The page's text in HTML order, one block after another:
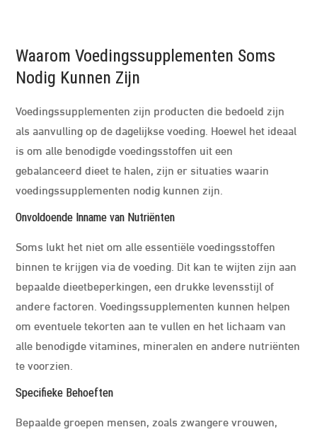
Waarom Voedingssupplementen Soms
Nodig Kunnen Zijn
Voedingssupplementen zijn producten die bedoeld zijn
als aanvulling op de dagelijkse voeding. Hoewel het ideaal
is om alle benodigde voedingsstoffen uit een
gebalanceerd dieet te halen, zijn er situaties waarin
voedingssupplementen nodig kunnen zijn.
Onvoldoende Inname van Nutriënten
Soms lukt het niet om alle essentiële voedingsstoffen
binnen te krijgen via de voeding. Dit kan te wijten zijn aan
bepaalde dieetbeperkingen, een drukke levensstijl of
andere factoren. Voedingssupplementen kunnen helpen
om eventuele tekorten aan te vullen en het lichaam van
alle benodigde vitamines, mineralen en andere nutriënten
te voorzien.
Specifieke Behoeften
Bepaalde groepen mensen, zoals zwangere vrouwen,